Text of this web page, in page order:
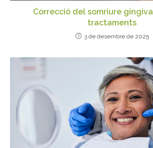
Correcció del somriure
tractaments
3 de desembre de 2025